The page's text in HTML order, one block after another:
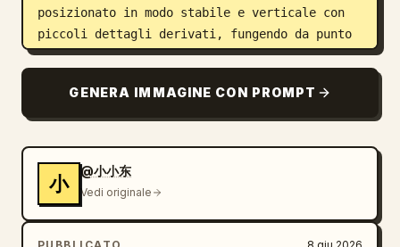
posizionato in modo stabile e verticale con
piccoli dettagli derivati, fungendo da punto
focale beneaugurante. Disponi attorno ad esso
densi simboli curvi, in modo che le
informazioni si svelino come strati di timbri
mantenendo una densità ritmica. I colori sono
estratti dai segnali materiali e culturali
del tema: ampie aree di colori di base
chiari, luminosi e puliti per la carta e
GENERA IMMAGINE CON PROMPT
小
@小小东
Vedi originale